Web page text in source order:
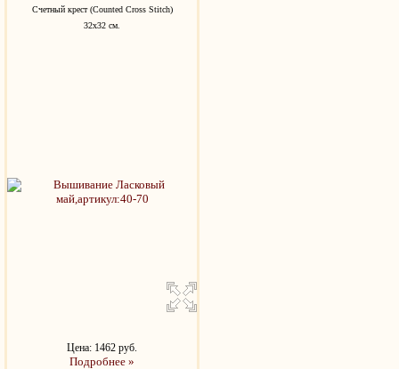
Счетный крест (Counted Cross Stitch)
32х32 см.
Цена: 1462 руб.
Подробнее »